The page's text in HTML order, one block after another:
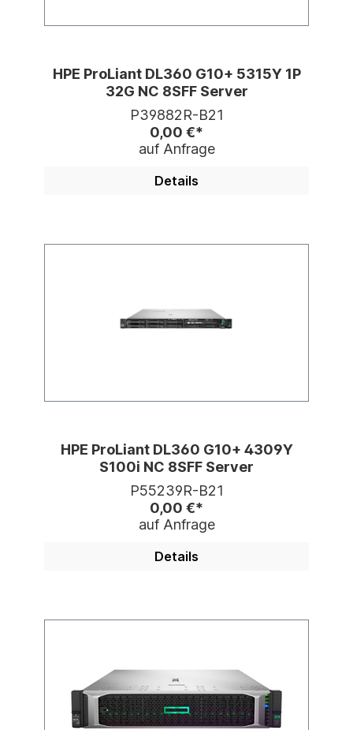
HPE ProLiant DL360 G10+ 5315Y 1P
32G NC 8SFF Server
P39882R-B21
0,00 €*
auf Anfrage
Details
HPE ProLiant DL360 G10+ 4309Y
S100i NC 8SFF Server
P55239R-B21
0,00 €*
auf Anfrage
Details